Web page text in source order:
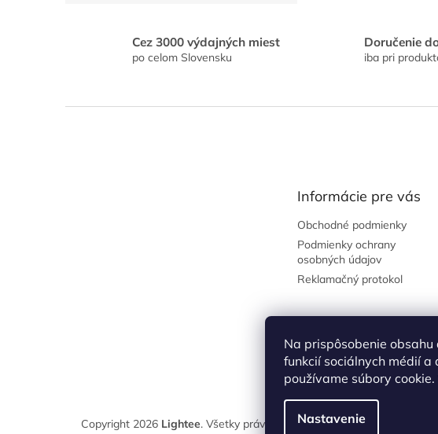
Na prispôsobenie
funkcií sociálnych médií
používame súbory
Nastavenie
Cez 3000 výdajných miest
po celom Slovensku
Doručenie
iba pri
Informácie pre vás
Obchodné podmienky
Podmienky ochrany
osobných údajov
Reklamačný protokol
Copyright 2026 Lightee. Všetky práva vyhradené.Upraviť nastavenie